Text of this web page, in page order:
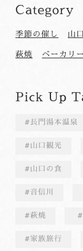
Category
季節の催し 山
萩焼
ベーカリー
Pick Up
長門湯本温泉
山口観光
山口の食
音信川
萩焼
家族旅行